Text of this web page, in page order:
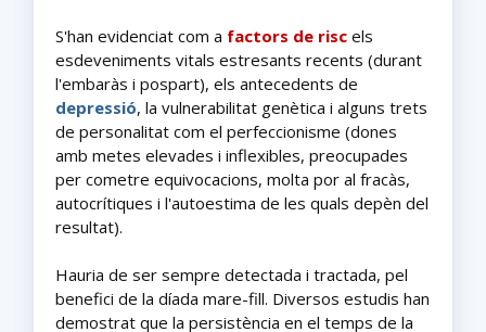
S'han evidenciat com a factors de risc els
esdeveniments vitals estresants recents (durant
l'embaràs i pospart), els antecedents de
depressió, la vulnerabilitat genètica i alguns trets
de personalitat com el perfeccionisme (dones
amb metes elevades i inflexibles, preocupades
per cometre equivocacions, molta por al fracàs,
autocrítiques i l'autoestima de les quals depèn del
resultat).
Hauria de ser sempre detectada i tractada, pel
benefici de la díada mare-fill. Diversos estudis han
demostrat que la persistència en el temps de la